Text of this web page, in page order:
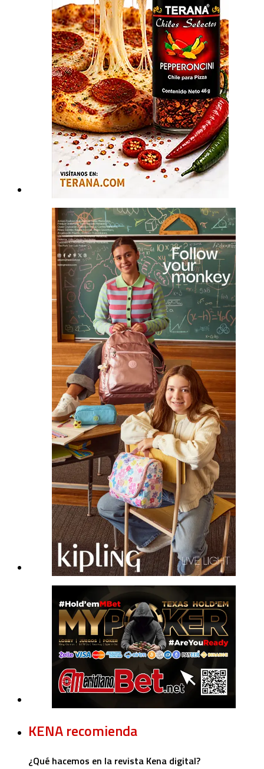
KENA recomienda
¿Qué hacemos en la revista Kena digital?